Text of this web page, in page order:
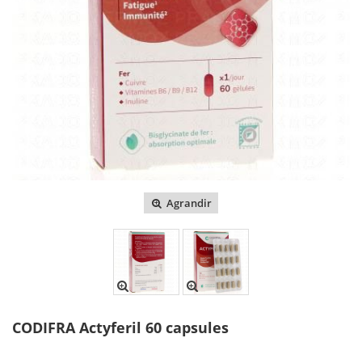
Agrandir
CODIFRA Actyferil 60 capsules